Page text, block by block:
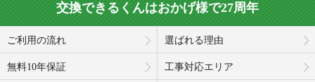
交換できるくんはおかげ様で27周年
ご利用の流れ 選ばれる理由
無料10年保証 工事対応エリア